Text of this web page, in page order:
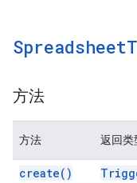
Spreadsheet
方法
方法 返回类
create( )